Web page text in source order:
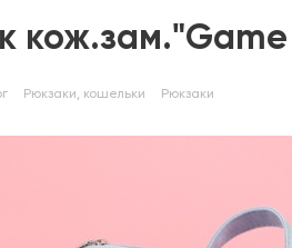
Рюкзаки, кошельки Рюкзаки